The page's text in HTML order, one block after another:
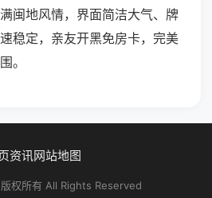
闽地风情，界面简洁大气、牌
稳定，亲友开黑免房卡，完美
。
资讯网站地图
权所有 All Rights Reserved